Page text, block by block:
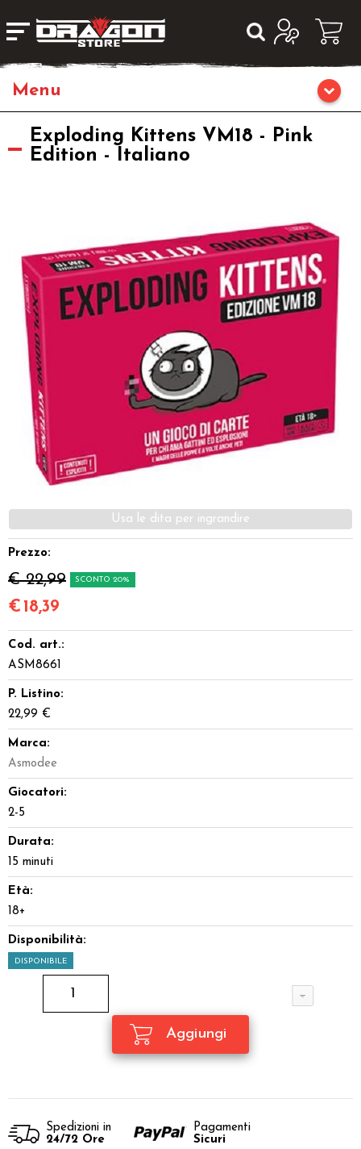
Home
Fumetti & Romanzi
Giochi di Carte Collezionabili
Miniature
Dadi
Accessori
Giocattoli e Gadget
Exploding Kittens VM18 - Pink
Edition - Italiano
Prezzo:
€ 22,99 SCONTO 20%
€ 18,39
Cod. art.:
ASM8661
P. Listino:
22,99 €
Marca:
Asmodee
Giocatori:
2-5
Durata:
15 minuti
Età:
18+
Disponibilità:
DISPONIBILE
Spedizioni in
24/72 Ore
Pagamenti
Sicuri